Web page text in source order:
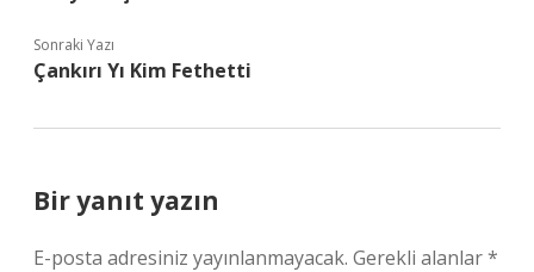
Sonraki Yazı
Çankırı Yı Kim Fethetti
Bir yanıt yazın
E-posta adresiniz yayınlanmayacak. Gerekli alanlar*